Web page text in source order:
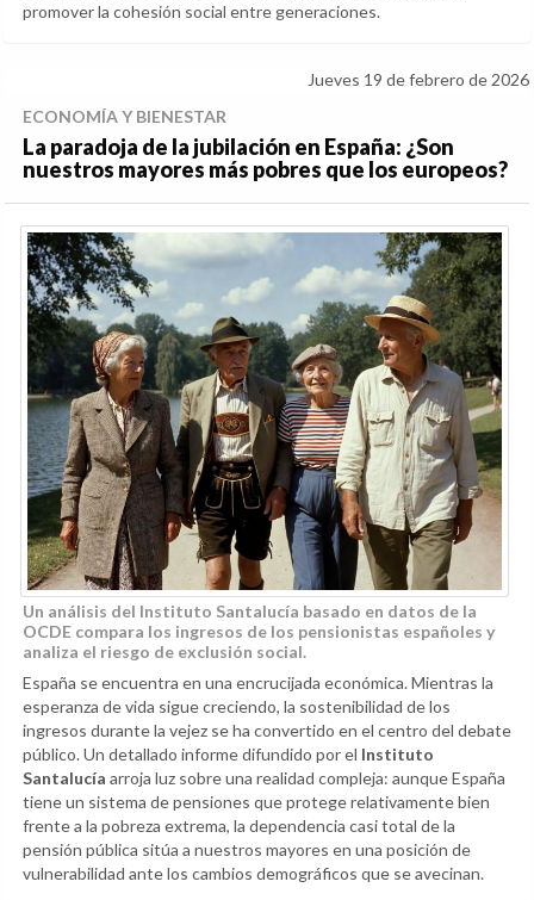
promover la cohesión social entre generaciones.
Jueves 19 de febrero de 2026
ECONOMÍA Y BIENESTAR
La paradoja de la jubilación en España: ¿Son
nuestros mayores más pobres que los europeos?
Un análisis del Instituto Santalucía basado en datos de la
OCDE compara los ingresos de los pensionistas españoles y
analiza el riesgo de exclusión social.
España se encuentra en una encrucijada económica. Mientras la
esperanza de vida sigue creciendo, la sostenibilidad de los
ingresos durante la vejez se ha convertido en el centro del debate
público. Un detallado informe difundido por el Instituto
Santalucía arroja luz sobre una realidad compleja: aunque España
tiene un sistema de pensiones que protege relativamente bien
frente a la pobreza extrema, la dependencia casi total de la
pensión pública sitúa a nuestros mayores en una posición de
vulnerabilidad ante los cambios demográficos que se avecinan.